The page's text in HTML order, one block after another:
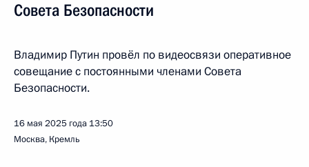
Совета Безопасности
Владимир Путин провёл по видеосвязи оперативное
совещание с постоянными членами Совета
Безопасности.
16 мая 2025 года 13:50
Москва, Кремль